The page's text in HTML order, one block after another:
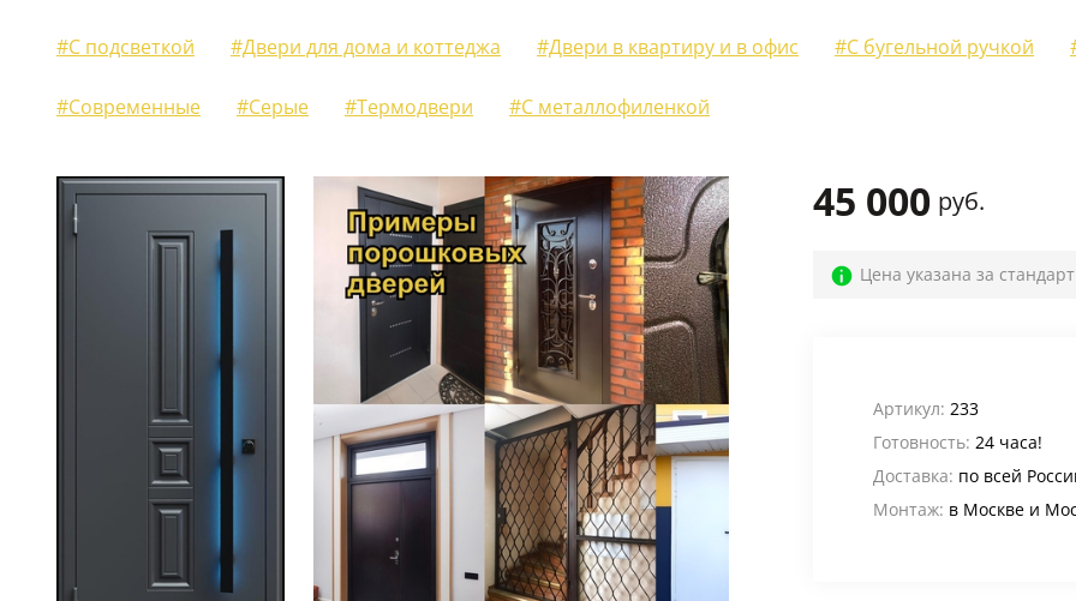
ЖАЛЮЗИЙНЫЕ СТАВНИ (11)
Для веранды и террасы (12)
Для кафе, баров и ресторанов
В магазин
В общий коридор
(22)
Промышленные
Для дачи
Входные группы
В лифтовые холлы
Для электрощитовой
#С подсветкой #Двери для дома и коттеджа #Двери в квартиру и в офис #С бугельной ручкой
#Современные #Серые #Термодвери #С металлофиленкой
45 000 руб.
Цена указана за
Артикул: 233
Готовность: 24 часа!
Доставка: по всей
Монтаж: в Москве и